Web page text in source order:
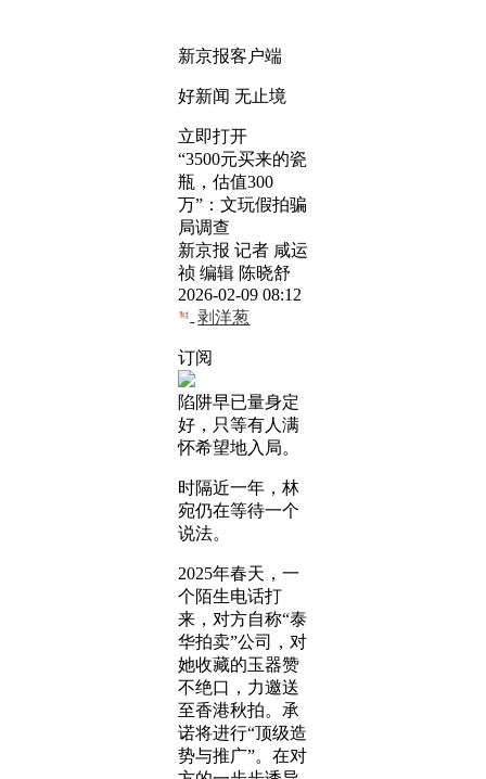
新京报客户端
好新闻 无止境
立即打开
“3500元买来的瓷
瓶，估值300
万”：文玩假拍骗
局调查
新京报 记者 咸运
祯 编辑 陈晓舒
2026-02-09 08:12
剥洋葱
订阅
陷阱早已量身定
好，只等有人满
怀希望地入局。
时隔近一年，林
宛仍在等待一个
说法。
2025年春天，一
个陌生电话打
来，对方自称“泰
华拍卖”公司，对
她收藏的玉器赞
不绝口，力邀送
至香港秋拍。承
诺将进行“顶级造
势与推广”。在对